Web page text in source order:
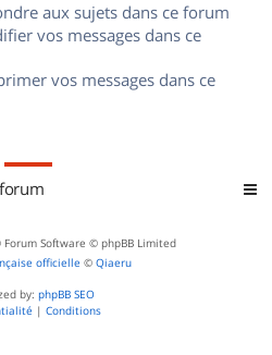
aux sujets dans ce forum
vos messages dans ce
vos messages dans ce
Forum Software © phpBB Limited
officielle © Qiaeru
by: phpBB SEO
| Conditions